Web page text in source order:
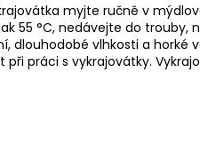
myjte ručně v
55 °C, nedávejte do trouby,
dlouhodobé vlhkosti a horké
práci s vykrajovátky.